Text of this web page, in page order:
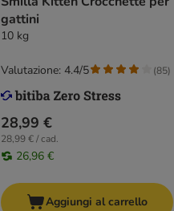
gattini
10 kg
28,99 €
28,99 € / cad.
26,96 €
Valutazione: 4.4/5 (85)
Aggiungi al carrello